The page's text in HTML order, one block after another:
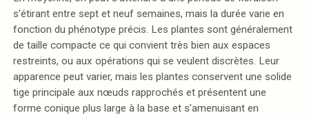
s’étirant entre sept et neuf semaines, mais la durée varie en
fonction du phénotype précis. Les plantes sont généralement
de taille compacte ce qui convient très bien aux espaces
restreints, ou aux opérations qui se veulent discrètes. Leur
apparence peut varier, mais les plantes conservent une solide
tige principale aux nœuds rapprochés et présentent une
forme conique plus large à la base et s’amenuisant en